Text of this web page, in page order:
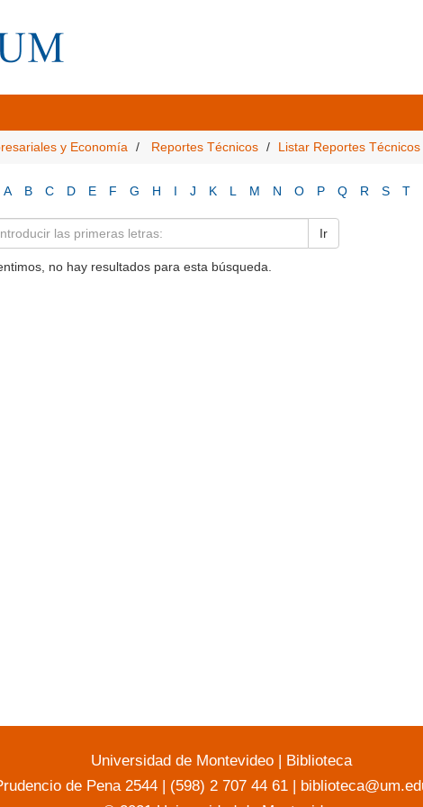
y Economía Reportes Técnicos Listar Reportes
A B C D E F G H I J K L M N O P Q R S T
Ir
no hay resultados para esta búsqueda.
Universidad de Montevideo | Biblioteca
de Pena 2544 | (598) 2 707 44 61 |